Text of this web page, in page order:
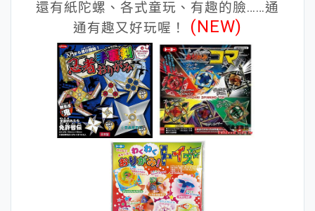
還有紙陀螺、各式童玩、有趣的臉……通
通有趣又好玩喔！ (NEW)